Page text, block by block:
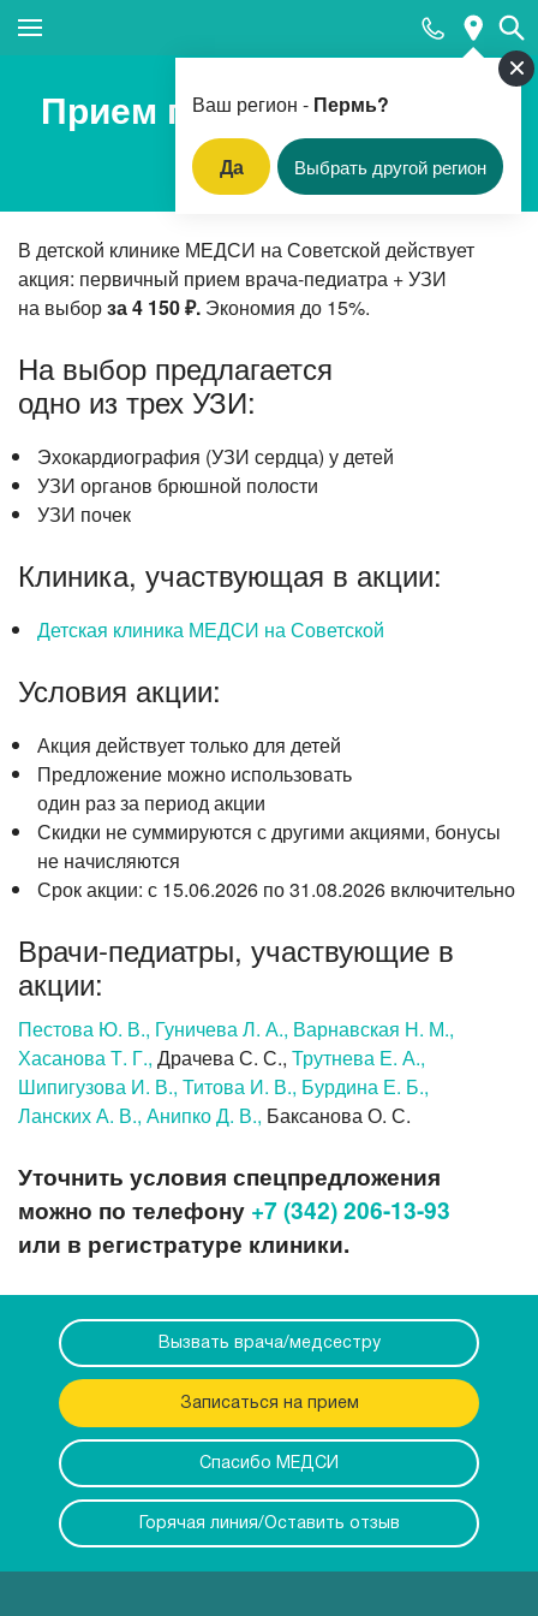
Ваш регион - Пермь?
Да Выбрать другой регион
Популярные запросы
Прием педиатра
МРТ
Прием гинеколога
УЗИ
Удаление родинок и папиллом
Приём врача-стоматолога
Прием педиатра + УЗИ на
выбор
В детской клинике МЕДСИ на Советской действует
акция: первичный прием врача-педиатра + УЗИ
на выборза 4 150 ₽. Экономия до 15%.
На выбор предлагается
одно из трех УЗИ:
Эхокардиография (УЗИ сердца) у детей
УЗИ органов брюшной полости
УЗИ почек
Клиника, участвующая в акции:
Детская клиника МЕДСИ на Советской
Условия акции:
Акция действует только для детей
Предложение можно использовать
один раз за период акции
Скидки не суммируются с другими акциями, бонусы
не начисляются
Срок акции: с 15.06.2026 по 31.08.2026 включительно
Врачи-педиатры, участвующие в
акции:
Пестова Ю. В., Гуничева Л. А., Варнавская Н. М.,
Хасанова Т. Г., Драчева С. С., Трутнева Е. А.,
Шипигузова И. В., Титова И. В., Бурдина Е. Б.,
Ланских А. В., Анипко Д. В., Баксанова О. С.
Уточнить условия спецпредложения
можно по телефону +7 (342) 206-13-93
или в регистратуре клиники.
Вызвать врача/медсестру
Записаться на прием
Спасибо МЕДСИ
Горячая линия/Оставить отзыв